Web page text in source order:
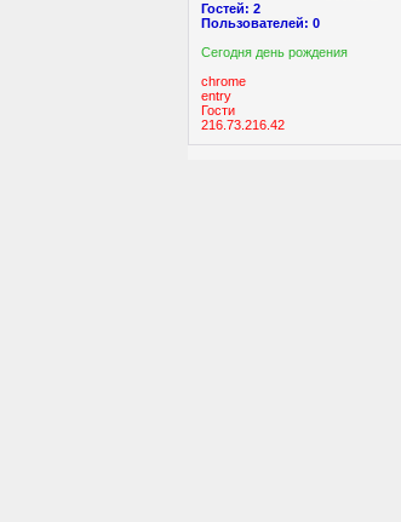
Гостей: 2
Пользователей: 0
Cегодня день рождения
chrome
entry
Гости
216.73.216.42